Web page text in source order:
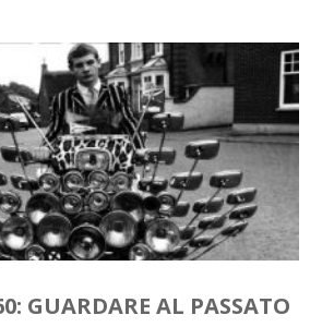
GUARDARE AL PASSATO